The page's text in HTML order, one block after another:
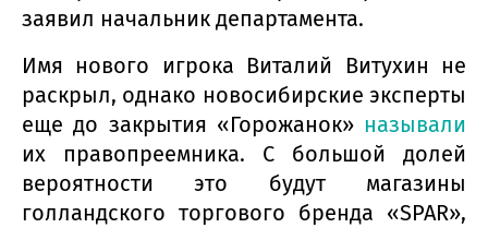
заявил начальник департамента.
Имя нового игрока Виталий Витухин не
раскрыл, однако новосибирские эксперты
еще до закрытия «Горожанок» называли
их правопреемника. С большой долей
вероятности это будут магазины
голландского торгового бренда «SPAR»,